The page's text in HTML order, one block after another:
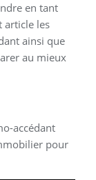
en tant
article les
ainsi que
au mieux
accédant
pour